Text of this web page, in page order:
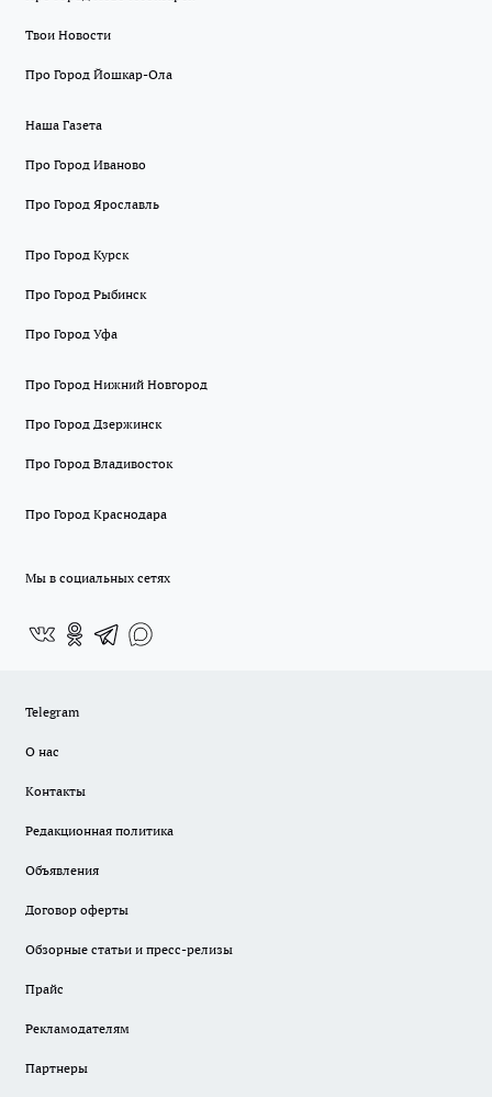
Твои Новости
Про Город Йошкар-Ола
Наша Газета
Про Город Иваново
Про Город Ярославль
Про Город Курск
Про Город Рыбинск
Про Город Уфа
Про Город Нижний Новгород
Про Город Дзержинск
Про Город Владивосток
Про Город Краснодара
Мы в социальных сетях
Telegram
О нас
Контакты
Редакционная политика
Объявления
Договор оферты
Обзорные статьи и пресс-релизы
Прайс
Рекламодателям
Партнеры